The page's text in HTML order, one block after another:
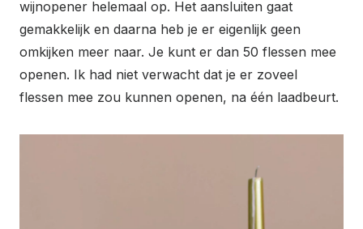
wijnopener helemaal op. Het aansluiten gaat
gemakkelijk en daarna heb je er eigenlijk geen
omkijken meer naar. Je kunt er dan 50 flessen mee
openen. Ik had niet verwacht dat je er zoveel
flessen mee zou kunnen openen, na één laadbeurt.